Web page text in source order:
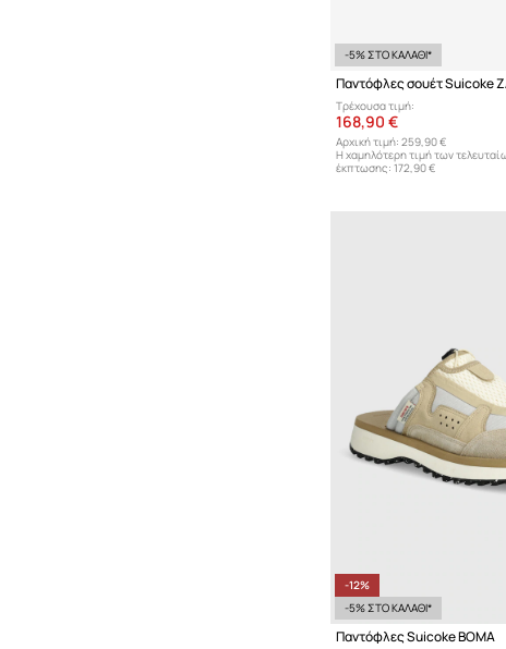
-5% ΣΤΟ ΚΑΛΑΘΙ*
Παντόφλες σουέτ Suicoke
Τρέχουσα τιμή:
168,90 €
Αρχική τιμή: 259,90 €
Η χαμηλότερη τιμή των
έκπτωσης: 172,90 €
-12%
-5% ΣΤΟ ΚΑΛΑΘΙ*
Παντόφλες Suicoke BOMA